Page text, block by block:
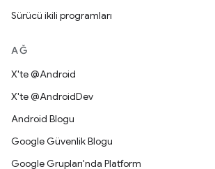
Sürücü ikili programları
AĞ
X'te @Android
X'te @AndroidDev
Android Blogu
Google Güvenlik Blogu
Google Grupları'nda Platform